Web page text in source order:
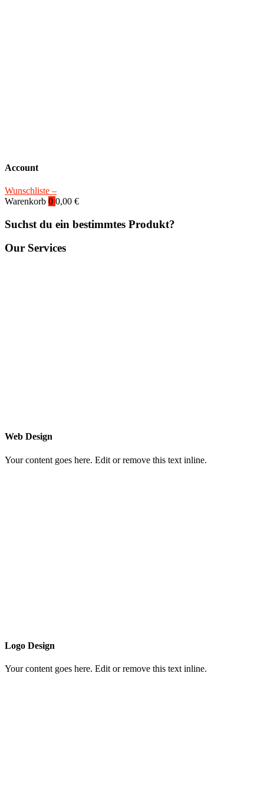
Account
Wunschliste –
Warenkorb 0 0,00 €
Suchst du ein bestimmtes Produkt?
Our Services
Web Design
Your content goes here. Edit or remove this text inline.
Logo Design
Your content goes here. Edit or remove this text inline.